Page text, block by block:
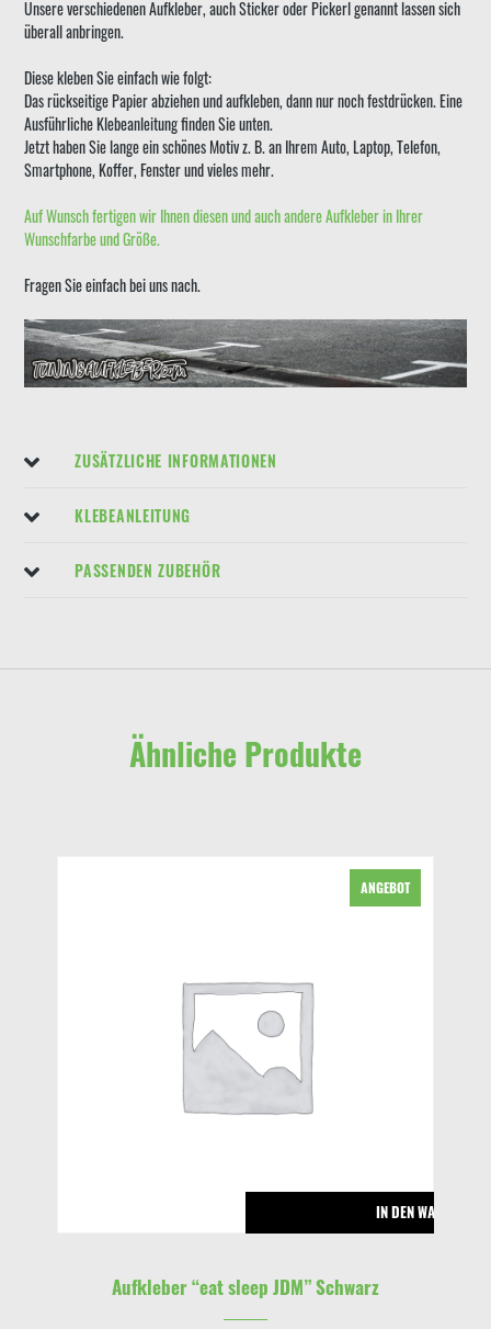
Unsere verschiedenen Aufkleber, auch Sticker oder Pickerl genannt lassen sich
überall anbringen.
Diese kleben Sie einfach wie folgt:
Das rückseitige Papier abziehen und aufkleben, dann nur noch festdrücken. Eine
Ausführliche Klebeanleitung finden Sie unten.
Jetzt haben Sie lange ein schönes Motiv z. B. an Ihrem Auto, Laptop, Telefon,
Smartphone, Koffer, Fenster und vieles mehr.
Auf Wunsch fertigen wir Ihnen diesen und auch andere Aufkleber in Ihrer
Wunschfarbe und Größe.
Fragen Sie einfach bei uns nach.
ZUSÄTZLICHE INFORMATIONEN
KLEBEANLEITUNG
PASSENDEN ZUBEHÖR
Ähnliche Produkte
IN DEN
ANGEBOT
Aufkleber “eat sleep JDM” Schwarz